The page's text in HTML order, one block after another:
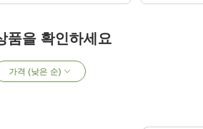
품을 확인하세요
가격 (낮은 순)